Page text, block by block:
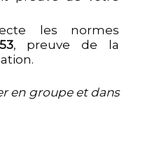
les normes
, preuve de la
en groupe et dans